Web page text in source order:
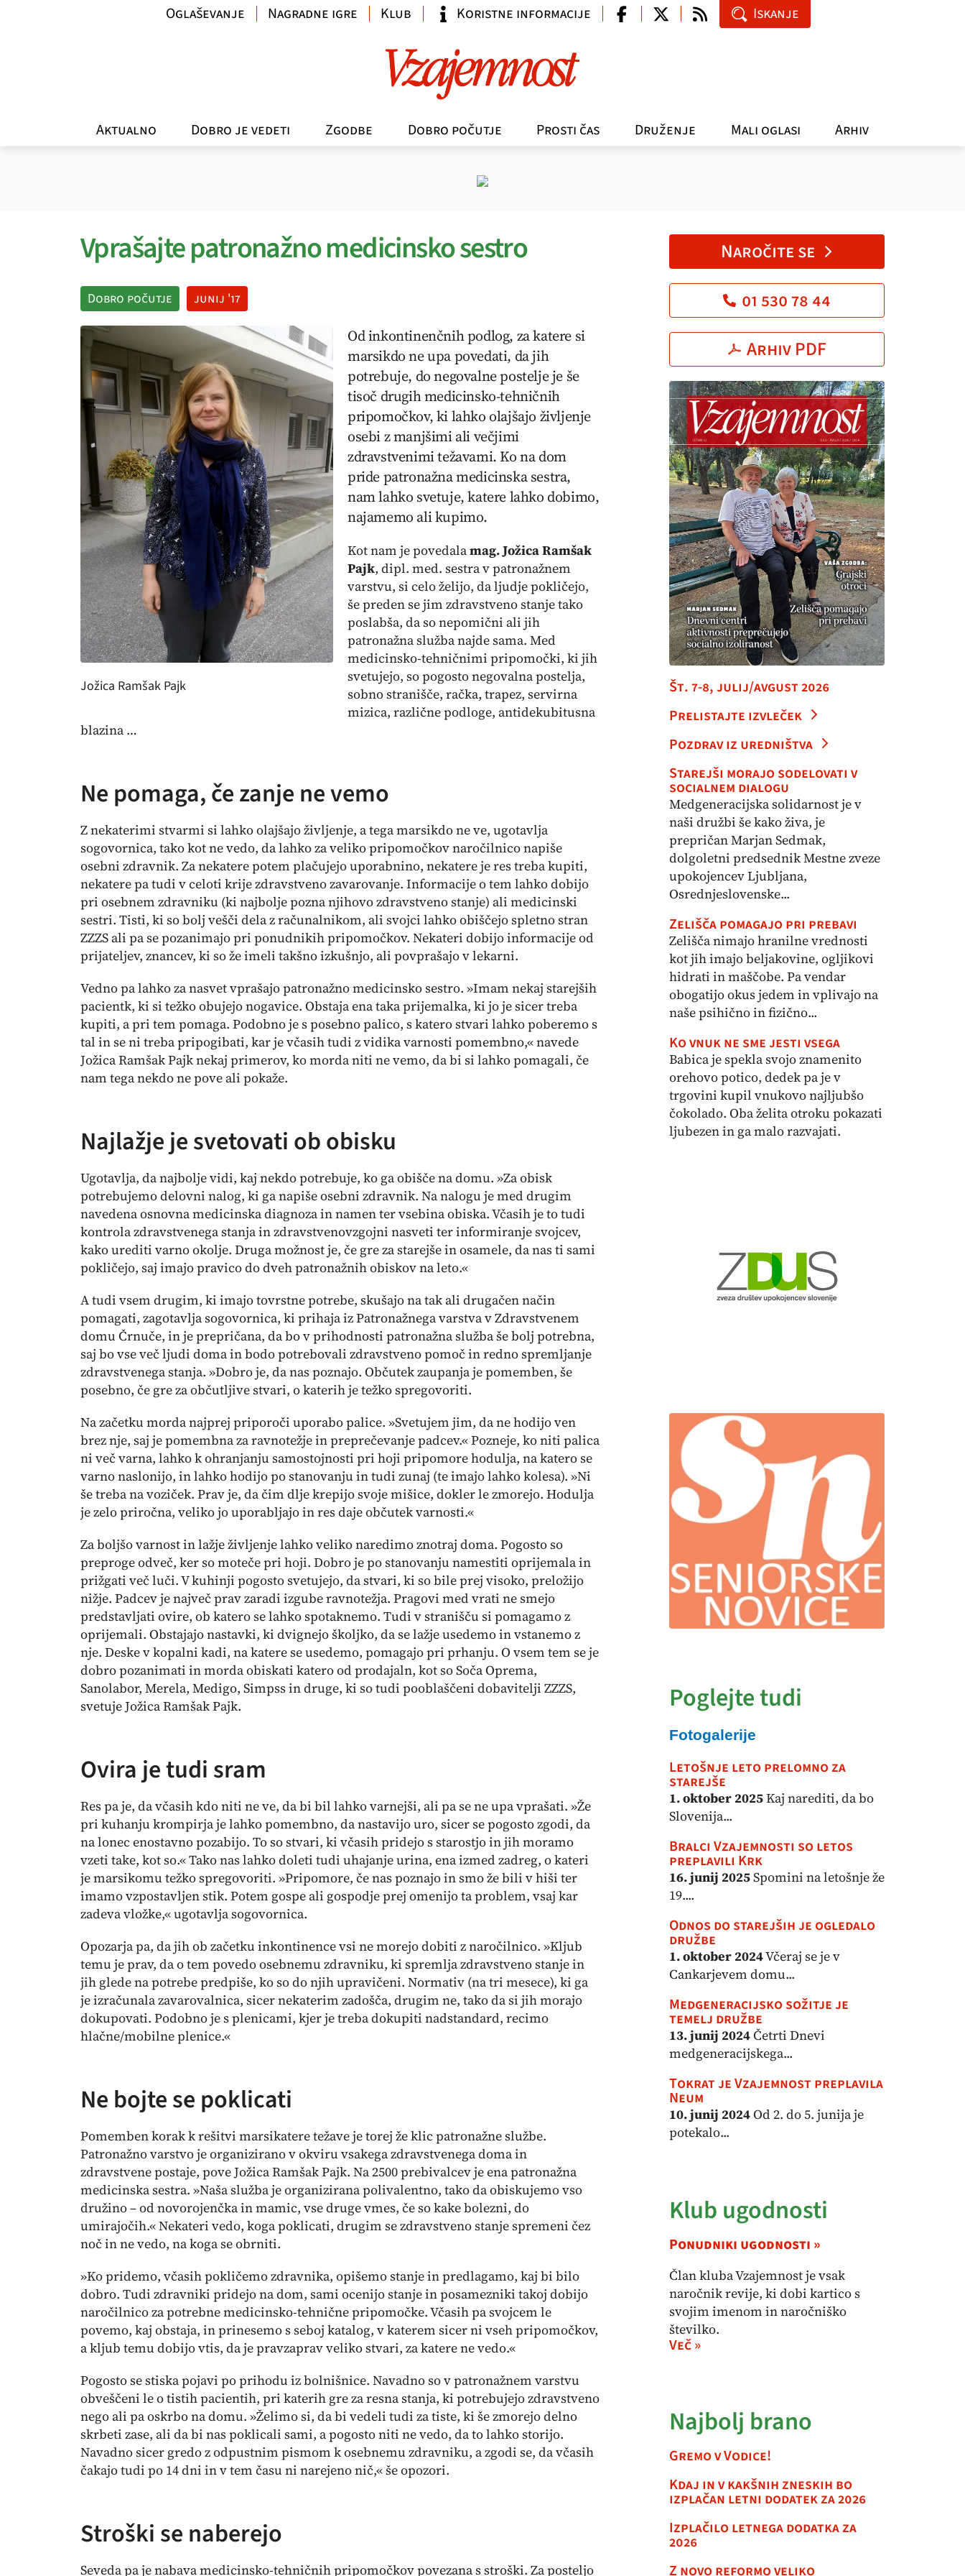
Aktualno Dobro je vedeti Zgodbe Dobro počutje Prosti čas Druženje Mali oglasi Arhiv
Oglaševanje Nagradne igre Klub Koristne informacije Iskanje
Vprašajte patronažno medicinsko sestro
Dobro počutje junij '17
Jožica Ramšak Pajk
Od inkontinenčnih podlog, za katere si
marsikdo ne upa povedati, da jih
potrebuje, do negovalne postelje je še
tisoč drugih medicinsko-tehničnih
pripomočkov, ki lahko olajšajo življenje
osebi z manjšimi ali večjimi
zdravstvenimi težavami. Ko na dom
pride patronažna medicinska sestra,
nam lahko svetuje, katere lahko dobimo,
najamemo ali kupimo.
Kot nam je povedalamag. Jožica Ramšak
Pajk, dipl. med. sestra v patronažnem
varstvu, si celo želijo, da ljudje pokličejo,
še preden se jim zdravstveno stanje tako
poslabša, da so nepomični ali jih
patronažna služba najde sama. Med
medicinsko-tehničnimi pripomočki, ki jih
svetujejo, so pogosto negovalna postelja,
sobno stranišče, račka, trapez, servirna
mizica, različne podloge, antidekubitusna
blazina …
Ne pomaga, če zanje ne vemo
Z nekaterimi stvarmi si lahko olajšajo življenje, a tega marsikdo ne ve, ugotavlja
sogovornica, tako kot ne vedo, da lahko za veliko pripomočkov naročilnico napiše
osebni zdravnik. Za nekatere potem plačujejo uporabnino, nekatere je res treba kupiti,
nekatere pa tudi v celoti krije zdravstveno zavarovanje. Informacije o tem lahko dobijo
pri osebnem zdravniku (ki najbolje pozna njihovo zdravstveno stanje) ali medicinski
sestri. Tisti, ki so bolj vešči dela z računalnikom, ali svojci lahko obiščejo spletno stran
ZZZS ali pa se pozanimajo pri ponudnikih pripomočkov. Nekateri dobijo informacije od
prijateljev, znancev, ki so že imeli takšno izkušnjo, ali povprašajo v lekarni.
Vedno pa lahko za nasvet vprašajo patronažno medicinsko sestro. »Imam nekaj starejših
pacientk, ki si težko obujejo nogavice. Obstaja ena taka prijemalka, ki jo je sicer treba
kupiti, a pri tem pomaga. Podobno je s posebno palico, s katero stvari lahko poberemo s
tal in se ni treba pripogibati, kar je včasih tudi z vidika varnosti pomembno,« navede
Jožica Ramšak Pajk nekaj primerov, ko morda niti ne vemo, da bi si lahko pomagali, če
nam tega nekdo ne pove ali pokaže.
Najlažje je svetovati ob obisku
Ugotavlja, da najbolje vidi, kaj nekdo potrebuje, ko ga obišče na domu. »Za obisk
potrebujemo delovni nalog, ki ga napiše osebni zdravnik. Na nalogu je med drugim
navedena osnovna medicinska diagnoza in namen ter vsebina obiska. Včasih je to tudi
kontrola zdravstvenega stanja in zdravstvenovzgojni nasveti ter informiranje svojcev,
kako urediti varno okolje. Druga možnost je, če gre za starejše in osamele, da nas ti sami
pokličejo, saj imajo pravico do dveh patronažnih obiskov na leto.«
A tudi vsem drugim, ki imajo tovrstne potrebe, skušajo na tak ali drugačen način
pomagati, zagotavlja sogovornica, ki prihaja iz Patronažnega varstva v Zdravstvenem
domu Črnuče, in je prepričana, da bo v prihodnosti patronažna služba še bolj potrebna,
saj bo vse več ljudi doma in bodo potrebovali zdravstveno pomoč in redno spremljanje
zdravstvenega stanja. »Dobro je, da nas poznajo. Občutek zaupanja je pomemben, še
posebno, če gre za občutljive stvari, o katerih je težko spregovoriti.
Na začetku morda najprej priporoči uporabo palice. »Svetujem jim, da ne hodijo ven
brez nje, saj je pomembna za ravnotežje in preprečevanje padcev.« Pozneje, ko niti palica
ni več varna, lahko k ohranjanju samostojnosti pri hoji pripomore hodulja, na katero se
varno naslonijo, in lahko hodijo po stanovanju in tudi zunaj (te imajo lahko kolesa). »Ni
še treba na voziček. Prav je, da čim dlje krepijo svoje mišice, dokler le zmorejo. Hodulja
je zelo priročna, veliko jo uporabljajo in res daje občutek varnosti.«
Za boljšo varnost in lažje življenje lahko veliko naredimo znotraj doma. Pogosto so
preproge odveč, ker so moteče pri hoji. Dobro je po stanovanju namestiti oprijemala in
prižgati več luči. V kuhinji pogosto svetujejo, da stvari, ki so bile prej visoko, preložijo
nižje. Padcev je največ prav zaradi izgube ravnotežja. Pragovi med vrati ne smejo
predstavljati ovire, ob katero se lahko spotaknemo. Tudi v stranišču si pomagamo z
oprijemali. Obstajajo nastavki, ki dvignejo školjko, da se lažje usedemo in vstanemo z
nje. Deske v kopalni kadi, na katere se usedemo, pomagajo pri prhanju. O vsem tem se je
dobro pozanimati in morda obiskati katero od prodajaln, kot so Soča Oprema,
Sanolabor, Merela, Medigo, Simpss in druge, ki so tudi pooblaščeni dobavitelji ZZZS,
svetuje Jožica Ramšak Pajk.
Ovira je tudi sram
Res pa je, da včasih kdo niti ne ve, da bi bil lahko varnejši, ali pa se ne upa vprašati. »Že
pri kuhanju krompirja je lahko pomembno, da nastavijo uro, sicer se pogosto zgodi, da
na lonec enostavno pozabijo. To so stvari, ki včasih pridejo s starostjo in jih moramo
vzeti take, kot so.« Tako nas lahko doleti tudi uhajanje urina, ena izmed zadreg, o kateri
je marsikomu težko spregovoriti. »Pripomore, če nas poznajo in smo že bili v hiši ter
imamo vzpostavljen stik. Potem gospe ali gospodje prej omenijo ta problem, vsaj kar
zadeva vložke,« ugotavlja sogovornica.
Opozarja pa, da jih ob začetku inkontinence vsi ne morejo dobiti z naročilnico. »Kljub
temu je prav, da o tem povedo osebnemu zdravniku, ki spremlja zdravstveno stanje in
jih glede na potrebe predpiše, ko so do njih upravičeni. Normativ (na tri mesece), ki ga
je izračunala zavarovalnica, sicer nekaterim zadošča, drugim ne, tako da si jih morajo
dokupovati. Podobno je s plenicami, kjer je treba dokupiti nadstandard, recimo
hlačne/mobilne plenice.«
Ne bojte se poklicati
Pomemben korak k rešitvi marsikatere težave je torej že klic patronažne službe.
Patronažno varstvo je organizirano v okviru vsakega zdravstvenega doma in
zdravstvene postaje, pove Jožica Ramšak Pajk. Na 2500 prebivalcev je ena patronažna
medicinska sestra. »Naša služba je organizirana polivalentno, tako da obiskujemo vso
družino – od novorojenčka in mamic, vse druge vmes, če so kake bolezni, do
umirajočih.« Nekateri vedo, koga poklicati, drugim se zdravstveno stanje spremeni čez
noč in ne vedo, na koga se obrniti.
»Ko pridemo, včasih pokličemo zdravnika, opišemo stanje in predlagamo, kaj bi bilo
dobro. Tudi zdravniki pridejo na dom, sami ocenijo stanje in posamezniki takoj dobijo
naročilnico za potrebne medicinsko-tehnične pripomočke. Včasih pa svojcem le
povemo, kaj obstaja, in prinesemo s seboj katalog, v katerem sicer ni vseh pripomočkov,
a kljub temu dobijo vtis, da je pravzaprav veliko stvari, za katere ne vedo.«
Pogosto se stiska pojavi po prihodu iz bolnišnice. Navadno so v patronažnem varstvu
obveščeni le o tistih pacientih, pri katerih gre za resna stanja, ki potrebujejo zdravstveno
nego ali pa oskrbo na domu. »Želimo si, da bi vedeli tudi za tiste, ki še zmorejo delno
skrbeti zase, ali da bi nas poklicali sami, a pogosto niti ne vedo, da to lahko storijo.
Navadno sicer gredo z odpustnim pismom k osebnemu zdravniku, a zgodi se, da včasih
čakajo tudi po 14 dni in v tem času ni narejeno nič,« še opozori.
Stroški se naberejo
Seveda pa je nabava medicinsko-tehničnih pripomočkov povezana s stroški. Za posteljo
Naročite se
01 530 78 44
Arhiv PDF
Št. 7-8, julij/avgust 2026
Prelistajte izvleček
Pozdrav iz uredništva
Starejši morajo sodelovati v
socialnem dialogu
Medgeneracijska solidarnost je v
naši družbi še kako živa, je
prepričan Marjan Sedmak,
dolgoletni predsednik Mestne zveze
upokojencev Ljubljana,
Osrednjeslovenske...
Zelišča pomagajo pri prebavi
Zelišča nimajo hranilne vrednosti
kot jih imajo beljakovine, ogljikovi
hidrati in maščobe. Pa vendar
obogatijo okus jedem in vplivajo na
naše psihično in fizično...
Ko vnuk ne sme jesti vsega
Babica je spekla svojo znamenito
orehovo potico, dedek pa je v
trgovini kupil vnukovo najljubšo
čokolado. Oba želita otroku pokazati
ljubezen in ga malo razvajati.
Poglejte tudi
Fotogalerije
Letošnje leto prelomno za
starejše
1. oktober 2025Kaj narediti, da bo
Slovenija...
Bralci Vzajemnosti so letos
preplavili Krk
16. junij 2025Spomini na letošnje že
19....
Odnos do starejših je ogledalo
družbe
1. oktober 2024Včeraj se je v
Cankarjevem domu...
Medgeneracijsko sožitje je
temelj družbe
13. junij 2024Četrti Dnevi
medgeneracijskega...
Tokrat je Vzajemnost preplavila
Neum
10. junij 2024Od 2. do 5. junija je
potekalo...
Klub ugodnosti
Ponudniki ugodnosti »
Član kluba Vzajemnost je vsak
naročnik revije, ki dobi kartico s
svojim imenom in naročniško
številko.
Več »
Najbolj brano
Gremo v Vodice!
Kdaj in v kakšnih zneskih bo
izplačan letni dodatek za 2026
Izplačilo letnega dodatka za
2026
Z novo reformo veliko